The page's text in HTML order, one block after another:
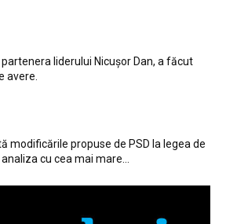
liderului Nicușor Dan, a făcut
avere.
modificările propuse de PSD la legea de
cu cea mai mare…